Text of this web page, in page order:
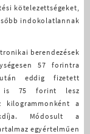
kötelezettségeket,
indokolatlannak
berendezések
57 forintra
eddig fizetett
is 75 forint lesz
a
Módosult a
egyértelműen